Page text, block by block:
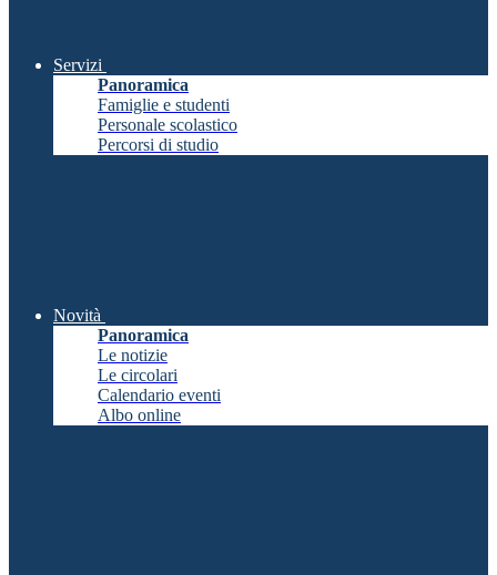
Servizi
Panoramica
Famiglie e studenti
Personale scolastico
Percorsi di studio
Novità
Panoramica
Le notizie
Le circolari
Calendario eventi
Albo online